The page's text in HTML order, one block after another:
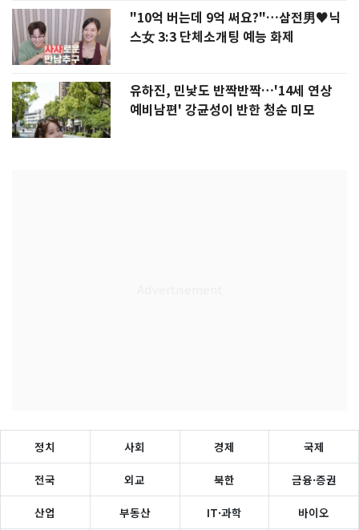
"10억 버는데 9억 써요?"…삼전男♥닉
스女 3:3 단체소개팅 예능 화제
유하진, 민낯도 반짝반짝…'14세 연상
예비남편' 강균성이 반한 청순 미모
정치 사회 경제 국제
전국 외교 북한 금융·증권
산업 부동산 IT·과학 바이오